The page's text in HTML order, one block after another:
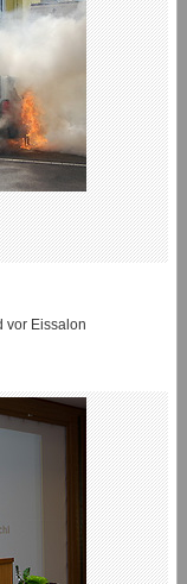
vor Eissalon